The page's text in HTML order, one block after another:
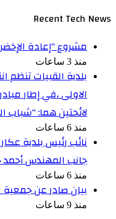
Recent Tech News
مشروع “إعادة
منذ 3 ساعات
بلدية القبيات تنظم
لائحتين هما: “شباب
منذ 6 ساعات
نائب رئيس بلدية
جانب المهندس
منذ 6 ساعات
بيان صادر عن
منذ 9 ساعات